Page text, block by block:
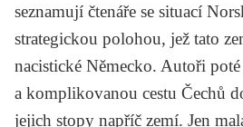
seznamují čtenáře se situací
strategickou polohou, jež tato
nacistické Německo. Autoři
a komplikovanou cestu Čechů
jejich stopy napříč zemí. Jen